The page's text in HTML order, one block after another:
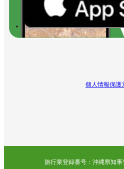
個人情報保護
旅行業登録番号：沖縄県知事